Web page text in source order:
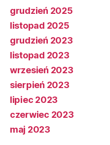
grudzień 2025
listopad 2025
grudzień 2023
listopad 2023
wrzesień 2023
sierpień 2023
lipiec 2023
czerwiec 2023
maj 2023